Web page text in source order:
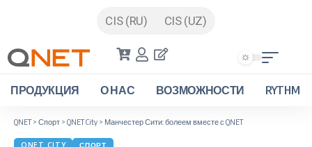
CIS (RU) CIS (UZ)
ПРОДУКЦИЯ О НАС ВОЗМОЖНОСТИ RYTHM
QNET> Спорт > QNET City > Манчестер Сити: болеем вместе с QNET
QNET CITY СПОРТ